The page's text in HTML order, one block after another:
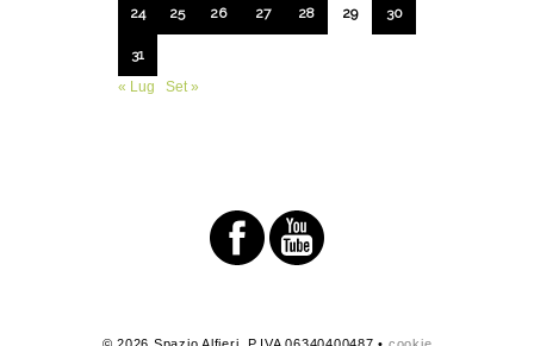
24 25 26 27 28 29 30
31
« Lug
Set »